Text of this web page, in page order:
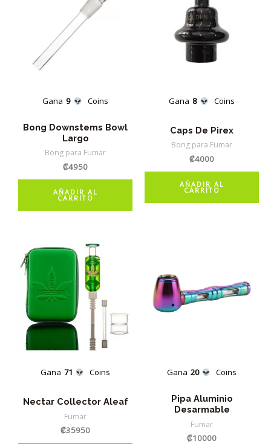
Gana 9 Coins
Bong Downstems Bowl
Largo
Bong para Fumar
₡4950
AÑADIR AL
CARRITO
Gana 8 Coins
Caps De Pirex
Bong para Fumar
₡4000
AÑADIR AL
CARRITO
Gana 71 Coins
Nectar Collector Aleaf
Fumar
₡35950
Gana 20 Coins
Pipa Aluminio
Desarmable
Fumar
₡10000